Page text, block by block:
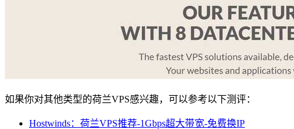
如果你对其他类型的荷兰VPS感兴趣，可以参考以下测评：
Hostwinds：荷兰VPS推荐-1Gbps超大带宽-免费换IP